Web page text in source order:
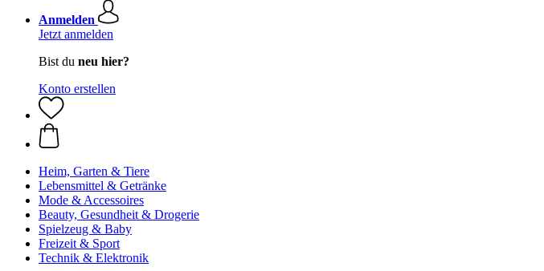
Anmelden
Jetzt anmelden
Bist du neu hier?
Konto erstellen
Heim, Garten & Tiere
Lebensmittel & Getränke
Mode & Accessoires
Beauty, Gesundheit & Drogerie
Spielzeug & Baby
Freizeit & Sport
Technik & Elektronik